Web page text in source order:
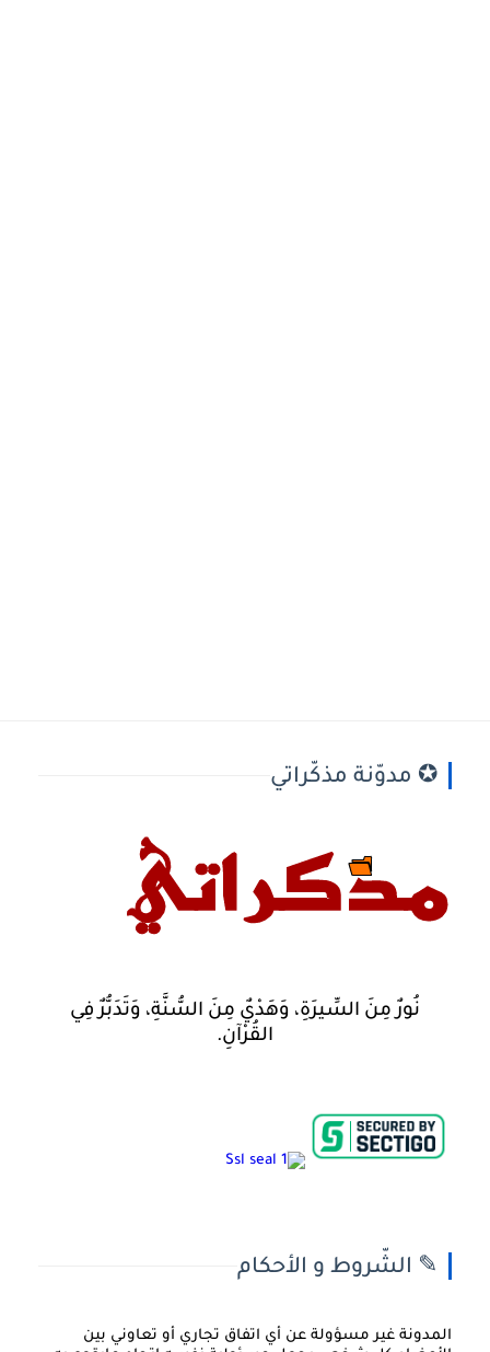
✪ مدوّنة مذكّراتي
نُورٌ مِنَ السِّيرَةِ، وَهَدْيٌ مِنَ السُّنَّةِ، وَتَدَبُّرٌ فِي
القُرْآنِ.
✎ الشّروط و الأحكام
المدونة غير مسؤولة عن أي اتفاق تجاري أو تعاوني بين